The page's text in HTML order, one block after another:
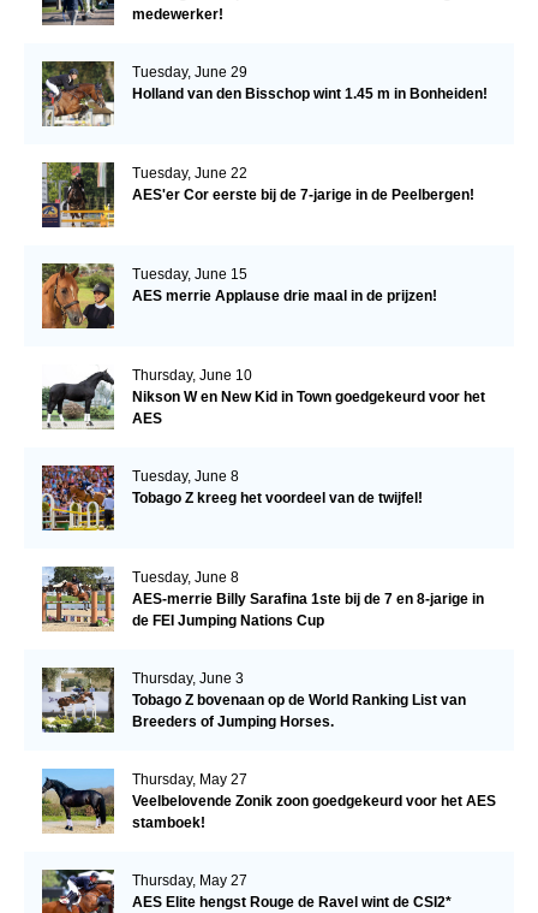
medewerker!
Tuesday, June 29
Holland van den Bisschop wint 1.45 m in Bonheiden!
Tuesday, June 22
AES'er Cor eerste bij de 7-jarige in de Peelbergen!
Tuesday, June 15
AES merrie Applause drie maal in de prijzen!
Thursday, June 10
Nikson W en New Kid in Town goedgekeurd voor het
AES
Tuesday, June 8
Tobago Z kreeg het voordeel van de twijfel!
Tuesday, June 8
AES-merrie Billy Sarafina 1ste bij de 7 en 8-jarige in
de FEI Jumping Nations Cup
Thursday, June 3
Tobago Z bovenaan op de World Ranking List van
Breeders of Jumping Horses.
Thursday, May 27
Veelbelovende Zonik zoon goedgekeurd voor het AES
stamboek!
Thursday, May 27
AES Elite hengst Rouge de Ravel wint de CSI2*